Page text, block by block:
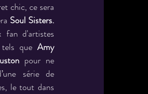
chic, ce sera
Soul Sisters.
fan d'artistes
que Amy
pour ne
série de
le tout dans